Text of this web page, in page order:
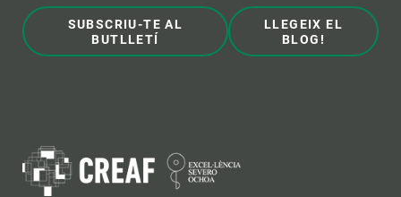
SUBSCRIU-TE AL
BUTLLETÍ
LLEGEIX EL
BLOG!